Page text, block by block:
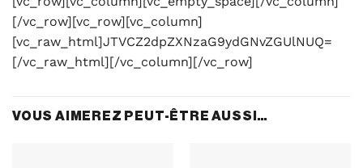
[/vc_row][vc_row][vc_column]
[vc_raw_html]JTVCZ2dpZXNzaG9ydGNvZGUlNUQ=
[/vc_raw_html][/vc_column][/vc_row]
VOUS AIMEREZ PEUT-ÊTRE AUSSI…